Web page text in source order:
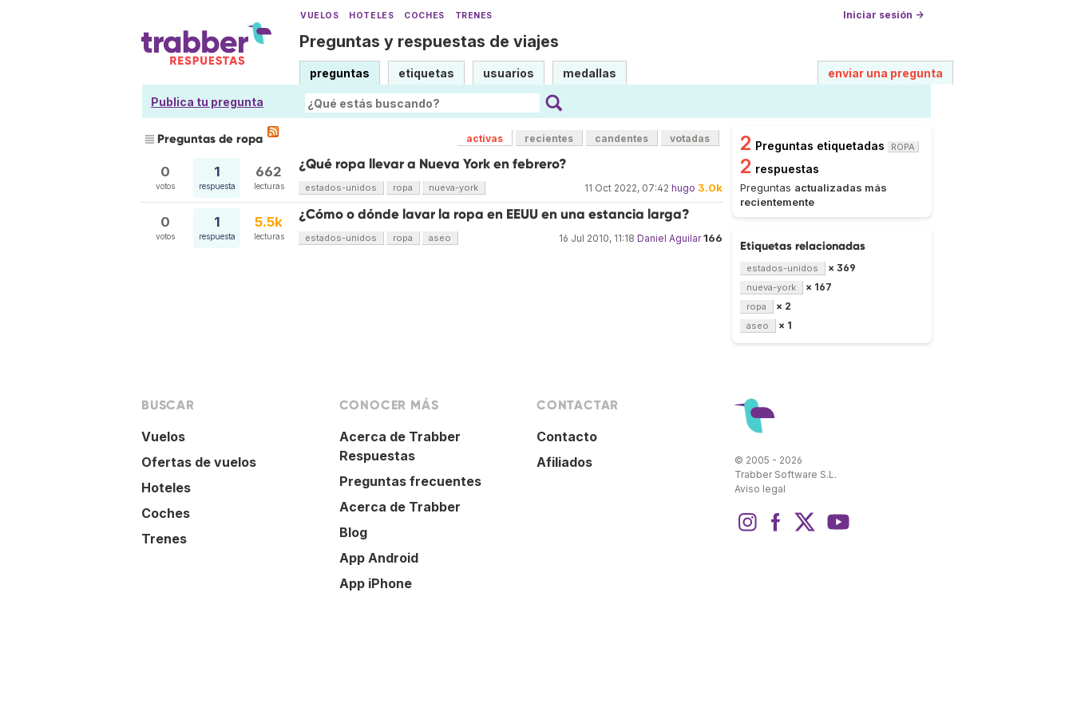
VUELOS HOTELES COCHES TRENES Iniciar sesión →
Preguntas y respuestas de viajes
preguntas etiquetas usuarios medallas enviar una pregunta
Publica tu pregunta
Preguntas de ropa activas recientes candentes votadas
0
votos
1
respuesta
662
lecturas
¿Qué ropa llevar a Nueva York en febrero?
11 Oct 2022, 07:42 hugo 3.0k
estados-unidos ropa nueva-york
0
votos
1
respuesta
5.5k
lecturas
¿Cómo o dónde lavar la ropa en EEUU en una estancia larga?
16 Jul 2010, 11:18 Daniel Aguilar 166
estados-unidos ropa aseo
2 Preguntas etiquetadas ROPA
2 respuestas
Preguntas actualizadas más
recientemente
Etiquetas relacionadas
estados-unidos × 369
nueva-york × 167
ropa × 2
aseo × 1
BUSCAR
Vuelos
Ofertas de vuelos
Hoteles
Coches
Trenes
CONOCER MÁS
Acerca de Trabber
Respuestas
Preguntas frecuentes
Acerca de Trabber
Blog
App Android
App iPhone
CONTACTAR
Contacto
Afiliados
© 2005 - 2026
Trabber Software S.L.
Aviso legal